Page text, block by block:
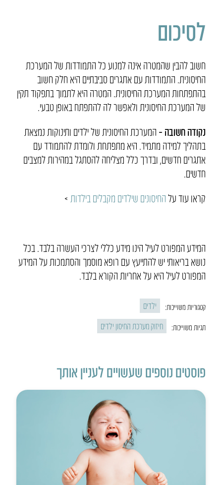
לסיכום
חשוב להבין שהמטרה אינה למנוע כל התמודדות של המערכת
החיסונית. התמודדות עם אתגרים סביבתיים היא חלק חשוב
בהתפתחות המערכת החיסונית. המטרה היא לתמוך בתפקוד תקין
של המערכת החיסונית ולאפשר לה להתפתח באופן טבעי.
נקודה חשובה – המערכת החיסונית של ילדים ותינוקות נמצאת
בתהליך למידה מתמיד. היא מתפתחת ולומדת להתמודד עם
אתגרים חדשים, ובדרך כלל מצליחה להסתגל במהירות למצבים
חדשים.
קראו עוד עלהחיסונים שילדים מקבלים בילדות >
המידע המפורט לעיל הינו מידע כללי לצרכי העשרה בלבד. בכל
נושא בריאותי יש להתייעץ עם רופא מוסמך והסתמכות על המידע
המפורט לעיל היא על אחריות הקורא בלבד.
קטגוריות משוייכות: ילדים
תגיות משוייכות: חיזוק מערכת החיסון ילדים
פוסטים נוספים שעשויים לעניין אותך